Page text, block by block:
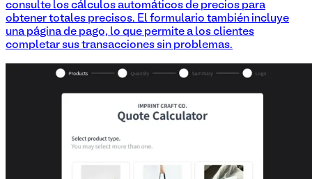
consulte los cálculos automáticos de precios para
obtener totales precisos. El formulario también incluye
una página de pago, lo que permite a los clientes
completar sus transacciones sin problemas.